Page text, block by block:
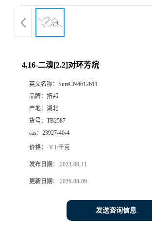
4,16-二溴[2.2]对环芳烷
英文名称： SureCN4612611
品牌： 拓邦
产地： 湖北
货号： TB2587
cas： 23927-40-4
价格： ￥1/千克
发布日期： 2023-08-11
更新日期： 2026-08-09
发送咨询信息